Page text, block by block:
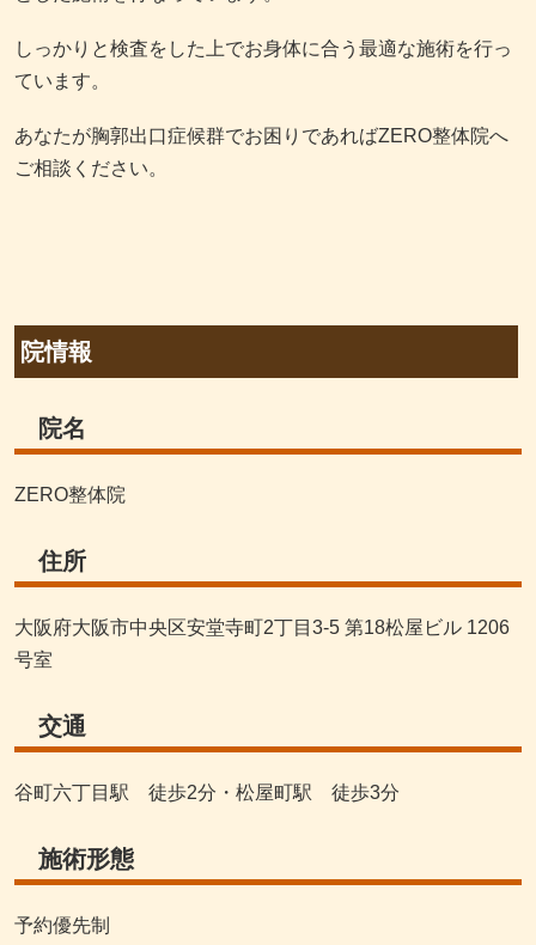
しっかりと検査をした上でお身体に合う最適な施術を行っ
ています。
あなたが胸郭出口症候群でお困りであればZERO整体院へ
ご相談ください。
院情報
院名
ZERO整体院
住所
大阪府大阪市中央区安堂寺町2丁目3-5 第18松屋ビル 1206
号室
交通
谷町六丁目駅 徒歩2分・松屋町駅 徒歩3分
施術形態
予約優先制